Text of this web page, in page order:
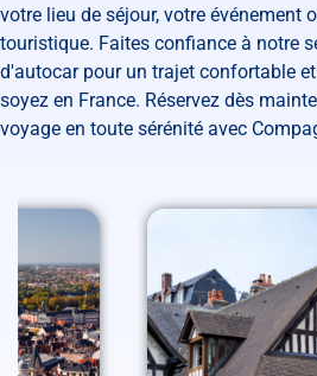
votre lieu de séjour, votre événement
touristique. Faites confiance à notre
d'autocar pour un trajet confortable
soyez en France. Réservez dès
voyage en toute sérénité avec